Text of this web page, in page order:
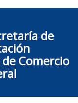
de
Comercio